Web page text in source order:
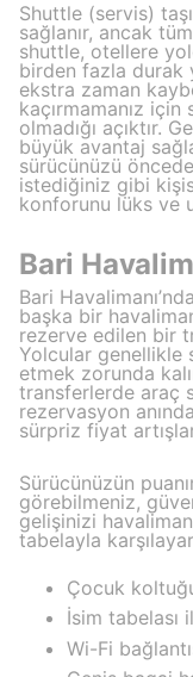
Shuttle (servis)
sağlanır, ancak
shuttle, otellere
birden fazla durak
ekstra zaman
kaçırmamanız
olmadığı açıktır.
büyük avantaj
sürücünüzü
istediğiniz gibi
konforunu lüks ve
Bari
Bari
başka bir
rezerve edilen bir
Yolcular genellikle
etmek zorunda
transferlerde araç
rezervasyon
sürpriz fiyat
Sürücünüzün
görebilmeniz,
gelişinizi
tabelayla
Çocuk
İsim tabelası
Wi-Fi